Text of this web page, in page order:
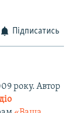
Підписатись
року. Автор